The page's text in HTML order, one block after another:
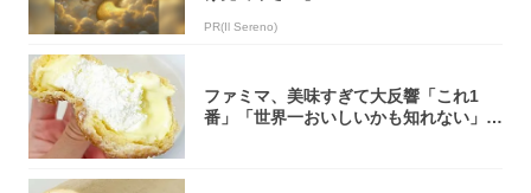
PR(Il Sereno)
ファミマ、美味すぎて大反響「これ1
番」「世界一おいしいかも知れない」